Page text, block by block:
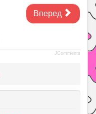
Вперед
JComments